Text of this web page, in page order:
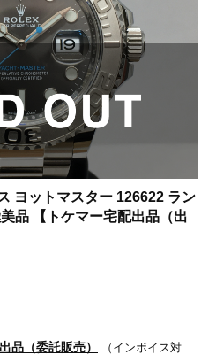
ヨットマスター 126622 ラン
品 【トケマー宅配出品（出
品（委託販売）
（インボイス対